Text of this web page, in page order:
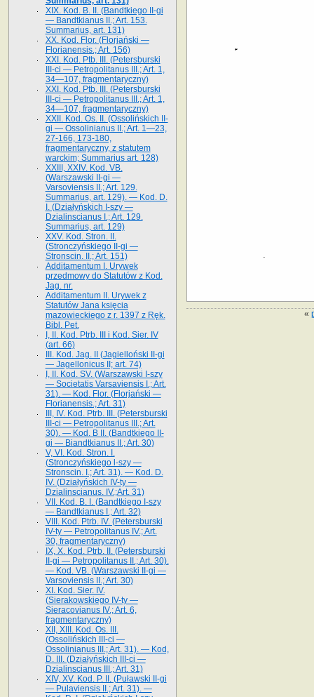
«
XIX. Kod. B. II. (Bandtkiego II-gi
— Bandtkianus II.; Art. 153.
Summarius, art. 131)
XX. Kod. Flor. (Florjański —
Florianensis.; Art. 156)
XXI. Kod. Ptb. III. (Petersburski
III-ci — Petropolitanus III.; Art. 1,
34—107, fragmentaryczny)
XXI. Kod. Ptb. III. (Petersburski
III-ci — Petropolitanus III.; Art. 1,
34—107, fragmentaryczny)
XXII. Kod. Os. II. (Ossolińskich II-
gi — Ossolinianus II.; Art. 1—23,
27-166, 173-180,
fragmentaryczny, z statutem
warckim; Summarius art. 128)
XXIII, XXIV. Kod. VB.
(Warszawski II-gi —
Varsoviensis II.; Art. 129.
Summarius, art. 129). — Kod. D.
I. (Działyńskich I-szy —
Dzialinscianus I.; Art. 129.
Summarius, art. 129)
XXV. Kod. Stron. II.
(Stronczyńskiego II-gi —
Stronscin. II.; Art. 151)
Additamentum I. Urywek
przedmowy do Statutów z Kod.
Jag. nr.
Additamentum II. Urywek z
Statutów Jana księcia
mazowieckiego z r. 1397 z Ręk.
Bibl. Pet.
I, II. Kod. Ptrb. III i Kod. Sier. IV
(art. 66)
III. Kod. Jag. II (Jagielloński II-gi
— Jagellonicus II; art. 74)
I, II. Kod. SV. (Warszawski I-szy
— Societatis Varsaviensis I.; Art.
31). — Kod. Flor. (Florjański —
Florianensis.; Art. 31)
III, IV. Kod. Ptrb. III. (Petersburski
III-ci — Petropolitanus III.; Art.
30). — Kod. B II. (Bandtkiego II-
gi — Biandtkianus II.; Art. 30)
V, VI. Kod. Stron. I.
(Stronczyńskiego l-szy —
Stronscin. I.; Art. 31). — Kod. D.
IV. (Działyńskich IV-ty —
Dzialinscianus. IV.;Art. 31)
VII. Kod. B. I. (Bandtkiego I-szy
— Bandtkianus I.; Art. 32)
VIII. Kod. Ptrb. IV. (Petersburski
IV-ty — Petropolitanus IV.; Art.
30, fragmentaryczny)
IX, X. Kod. Ptrb. II. (Petersburski
II-gi — Petropolitanus II.; Art. 30).
— Kod. VB. (Warszawski II-gi —
Varsoviensis II.; Art. 30)
XI. Kod. Sier. IV.
(Sierakowskiego IV-ty —
Sieracovianus IV.; Art. 6,
fragmentaryczny)
XII, XIII. Kod. Os. III.
(Ossolińskich III-ci —
Ossolinianus III.; Art. 31). — Kod,
D. III. (Działyńskich III-ci —
Dzialinscianus III.; Art. 31)
XIV, XV. Kod. P. II. (Puławski II-gi
— Pulaviensis II.; Art. 31). —